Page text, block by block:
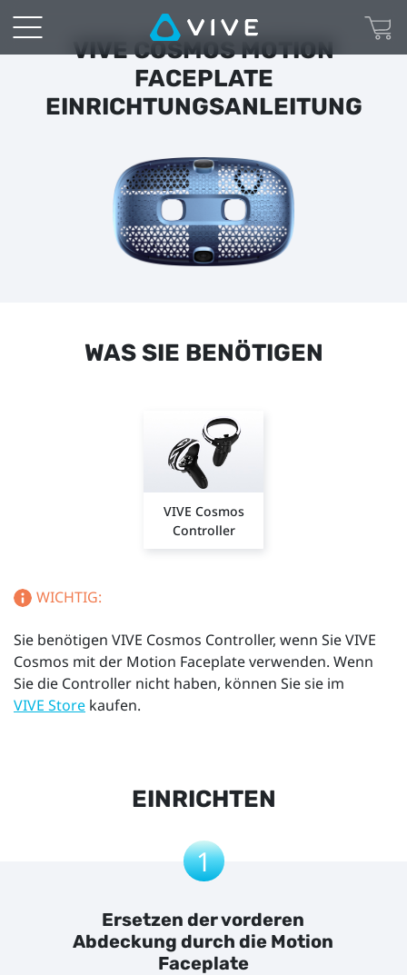
VIVE
|
Die
Cosmos
Motion
VIVE COSMOS MOTION
FACEPLATE
EINRICHTUNGSANLEITUNG
WAS SIE BENÖTIGEN
VIVE Cosmos
Controller
WICHTIG:
Sie benötigen VIVE Cosmos Controller, wenn Sie VIVE
Cosmos mit der Motion Faceplate verwenden. Wenn
Sie die Controller nicht haben, können Sie sie im
VIVE Store kaufen.
EINRICHTEN
1
Ersetzen der vorderen
Abdeckung durch die Motion
Faceplate